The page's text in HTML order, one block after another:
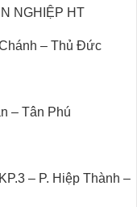
NGHIỆP HT
– Thủ Đức
– Tân Phú
– P. Hiệp Thành –